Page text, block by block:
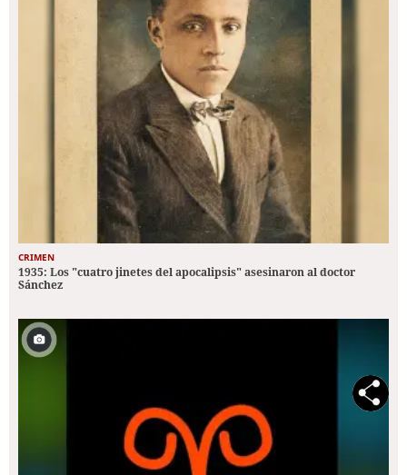
CRIMEN
1935: Los "cuatro jinetes del apocalipsis" asesinaron al doctor
Sánchez